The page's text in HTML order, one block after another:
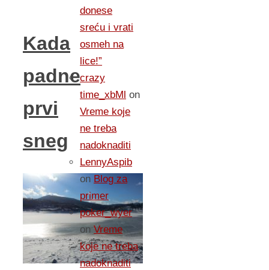
Kada
padne
prvi
sneg
donese
sreću i vrati
osmeh na
lice!”
crazy
time_xbMl on
Vreme koje
ne treba
nadoknaditi
LennyAspib
on Blog za
primer
poker_wyer
on Vreme
koje ne treba
nadoknaditi